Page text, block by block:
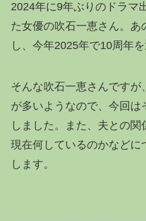
2024年に9年ぶりのドラマ
た女優の吹石一恵さん。あ
し、今年2025年で10周年を
そんな吹石一恵さんですが
が多いようなので、今回は
しました。また、夫との関
現在何しているのかなどに
します。